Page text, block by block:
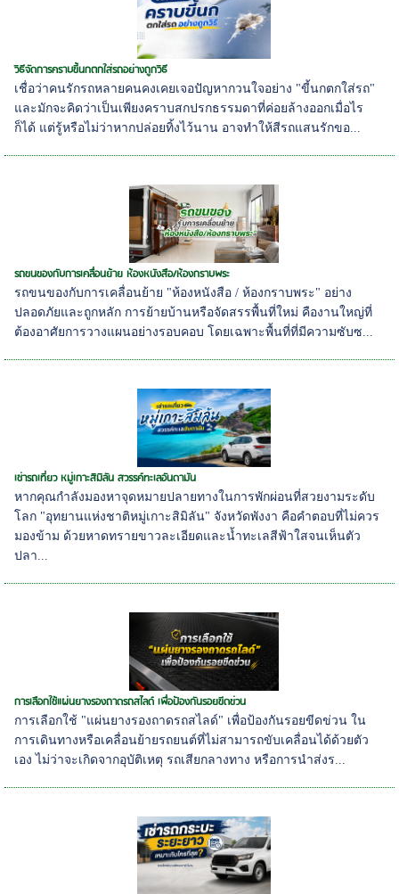
วิธีจัดการคราบขี้นกตกใส่รถอย่างถูกวิธี
เชื่อว่าคนรักรถหลายคนคงเคยเจอปัญหากวนใจอย่าง "ขี้นกตกใส่รถ"
และมักจะคิดว่าเป็นเพียงคราบสกปรกธรรมดาที่ค่อยล้างออกเมื่อไร
ก็ได้ แต่รู้หรือไม่ว่าหากปล่อยทิ้งไว้นาน อาจทำให้สีรถแสนรักขอ...
รถขนของกับการเคลื่อนย้าย ห้องหนังสือ/ห้องกราบพระ
รถขนของกับการเคลื่อนย้าย "ห้องหนังสือ / ห้องกราบพระ" อย่าง
ปลอดภัยและถูกหลัก การย้ายบ้านหรือจัดสรรพื้นที่ใหม่ คืองานใหญ่ที่
ต้องอาศัยการวางแผนอย่างรอบคอบ โดยเฉพาะพื้นที่ที่มีความซับซ...
เช่ารถเที่ยว หมู่เกาะสิมิลัน สวรรค์ทะเลอันดามัน
หากคุณกำลังมองหาจุดหมายปลายทางในการพักผ่อนที่สวยงามระดับ
โลก "อุทยานแห่งชาติหมู่เกาะสิมิลัน" จังหวัดพังงา คือคำตอบที่ไม่ควร
มองข้าม ด้วยหาดทรายขาวละเอียดและน้ำทะเลสีฟ้าใสจนเห็นตัว
ปลา...
การเลือกใช้แผ่นยางรองถาดรถสไลด์ เพื่อป้องกันรอยขีดข่วน
การเลือกใช้ "แผ่นยางรองถาดรถสไลด์" เพื่อป้องกันรอยขีดข่วน ใน
การเดินทางหรือเคลื่อนย้ายรถยนต์ที่ไม่สามารถขับเคลื่อนได้ด้วยตัว
เอง ไม่ว่าจะเกิดจากอุบัติเหตุ รถเสียกลางทาง หรือการนำส่งร...